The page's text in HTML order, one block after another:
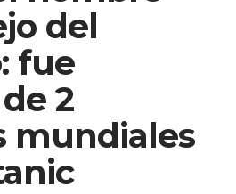
del
fue
2
mundiales